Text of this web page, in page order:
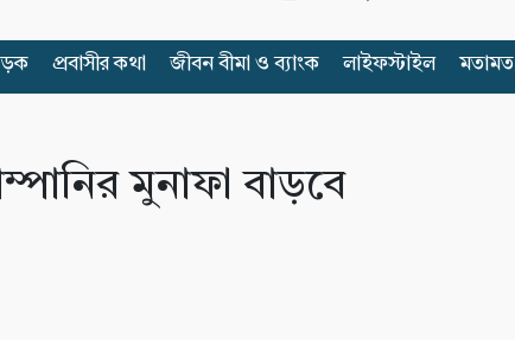
প্রবাসীর কথা জীবন বীমা ও ব্যাংক লাইফস্টাইল মতামত
মুনাফা বাড়বে